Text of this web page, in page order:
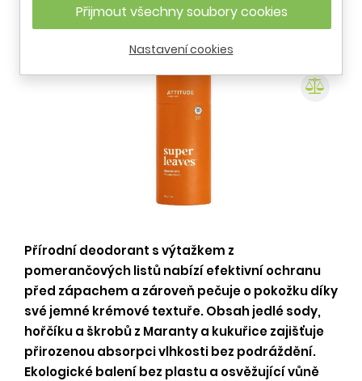
Attitude - 85 g
Přírodní deodorant s výtažkem z
pomerančových listů nabízí efektivní ochranu
před zápachem a zároveň pečuje o pokožku díky
své jemné krémové textuře. Obsah jedlé sody,
hořčíku a škrobů z Maranty a kukuřice zajišťuje
přirozenou absorpci vlhkosti bez podráždění.
Ekologické balení bez plastu a osvěžující vůně
Přijmout všechny soubory cookies
Nastavení cookies